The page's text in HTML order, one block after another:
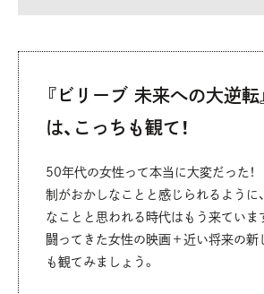
『ビリーブ 未来への大逆転
は、こっちも観て！
50年代の女性って本当に大変だった！
制がおかしなことと感じられるように
なことと思われる時代はもう来ていま
闘ってきた女性の映画＋近い将来の新
も観てみましょう。